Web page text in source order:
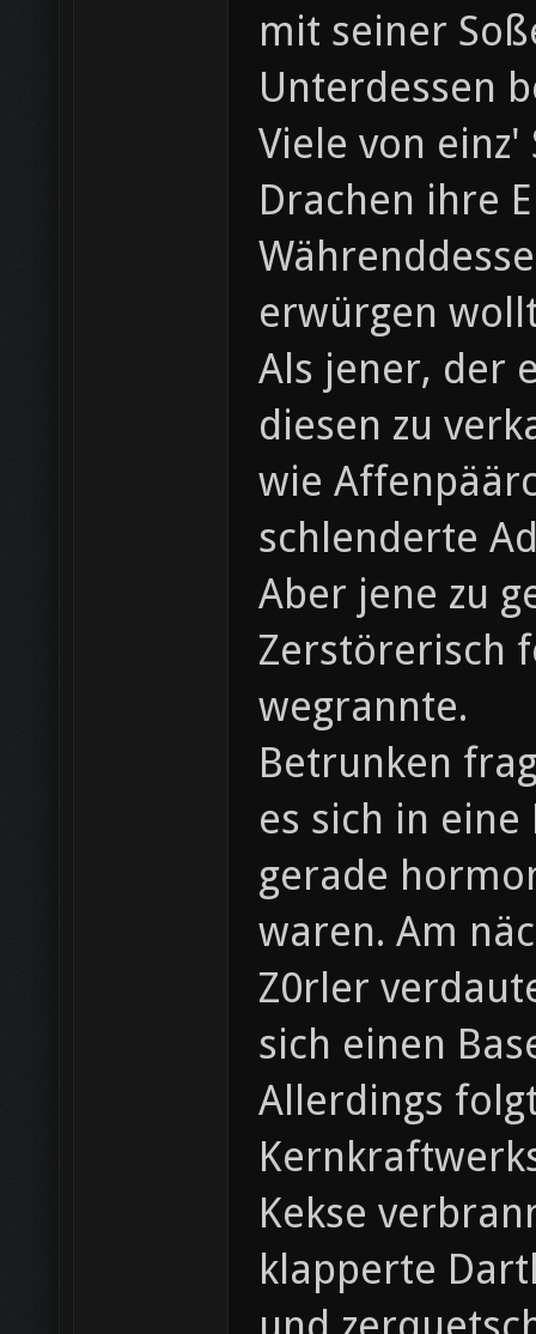
mit seiner
Unterdessen
Viele von
Drachen ihre
erwürgen
Als jener, der
diesen zu
wie
schlenderte
Aber jene zu
Zerstörerisch
wegrannte.
Betrunken
es sich in
gerade
waren. Am
Z0rler
sich einen
Allerdings
Kekse
klapperte